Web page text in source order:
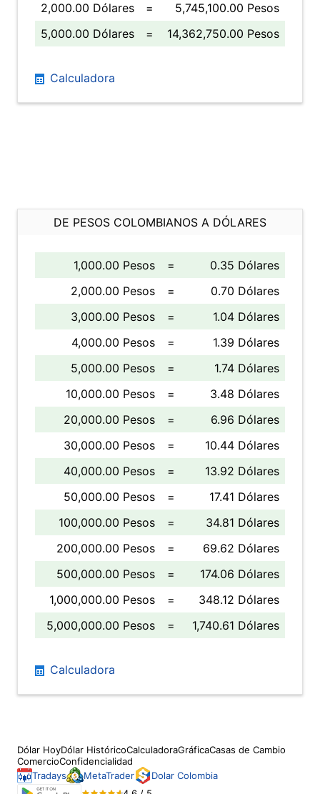
2,000.00 Dólares
=
5,745,100.00 Pesos
5,000.00 Dólares
= 14,362,750.00 Pesos
Calculadora
DE PESOS COLOMBIANOS A DÓLARES
1,000.00 Pesos =
0.35 Dólares
2,000.00 Pesos
=
0.70 Dólares
3,000.00 Pesos
=
1.04 Dólares
4,000.00 Pesos
=
1.39 Dólares
5,000.00 Pesos
=
1.74 Dólares
10,000.00 Pesos
=
3.48 Dólares
20,000.00 Pesos
=
6.96 Dólares
30,000.00 Pesos
=
10.44 Dólares
40,000.00 Pesos
=
13.92 Dólares
50,000.00 Pesos
=
17.41 Dólares
100,000.00 Pesos
=
34.81 Dólares
200,000.00 Pesos
=
69.62 Dólares
500,000.00 Pesos
=
174.06 Dólares
1,000,000.00 Pesos
=
348.12 Dólares
5,000,000.00 Pesos
= 1,740.61 Dólares
Calculadora
Dólar HoyDólar HistóricoCalculadoraGráficaCasas de Cambio
ComercioConfidencialidad
Tradays
MetaTrader
Dolar Colombia